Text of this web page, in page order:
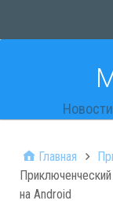
Главная
на Android